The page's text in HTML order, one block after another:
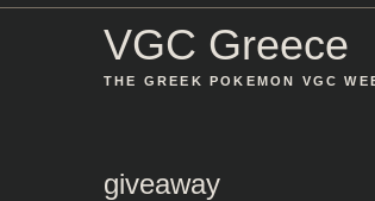
VGC Greece
THE GREEK POKEMON VGC
giveaway